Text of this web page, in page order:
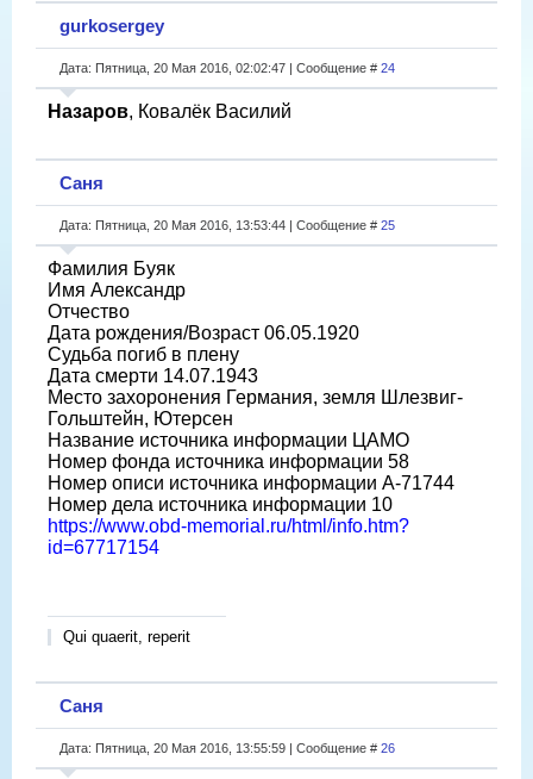
gurkosergey
Дата: Пятница, 20 Мая 2016, 02:02:47 | Сообщение # 24
Назаров, Ковалёк Василий
Саня
Дата: Пятница, 20 Мая 2016, 13:53:44 | Сообщение # 25
Фамилия Буяк
Имя Александр
Отчество
Дата рождения/Возраст 06.05.1920
Судьба погиб в плену
Дата смерти 14.07.1943
Место захоронения Германия, земля Шлезвиг-
Гольштейн, Ютерсен
Название источника информации ЦАМО
Номер фонда источника информации 58
Номер описи источника информации A-71744
Номер дела источника информации 10
https://www.obd-memorial.ru/html/info.htm?
id=67717154
Qui quaerit, reperit
Саня
Дата: Пятница, 20 Мая 2016, 13:55:59 | Сообщение # 26